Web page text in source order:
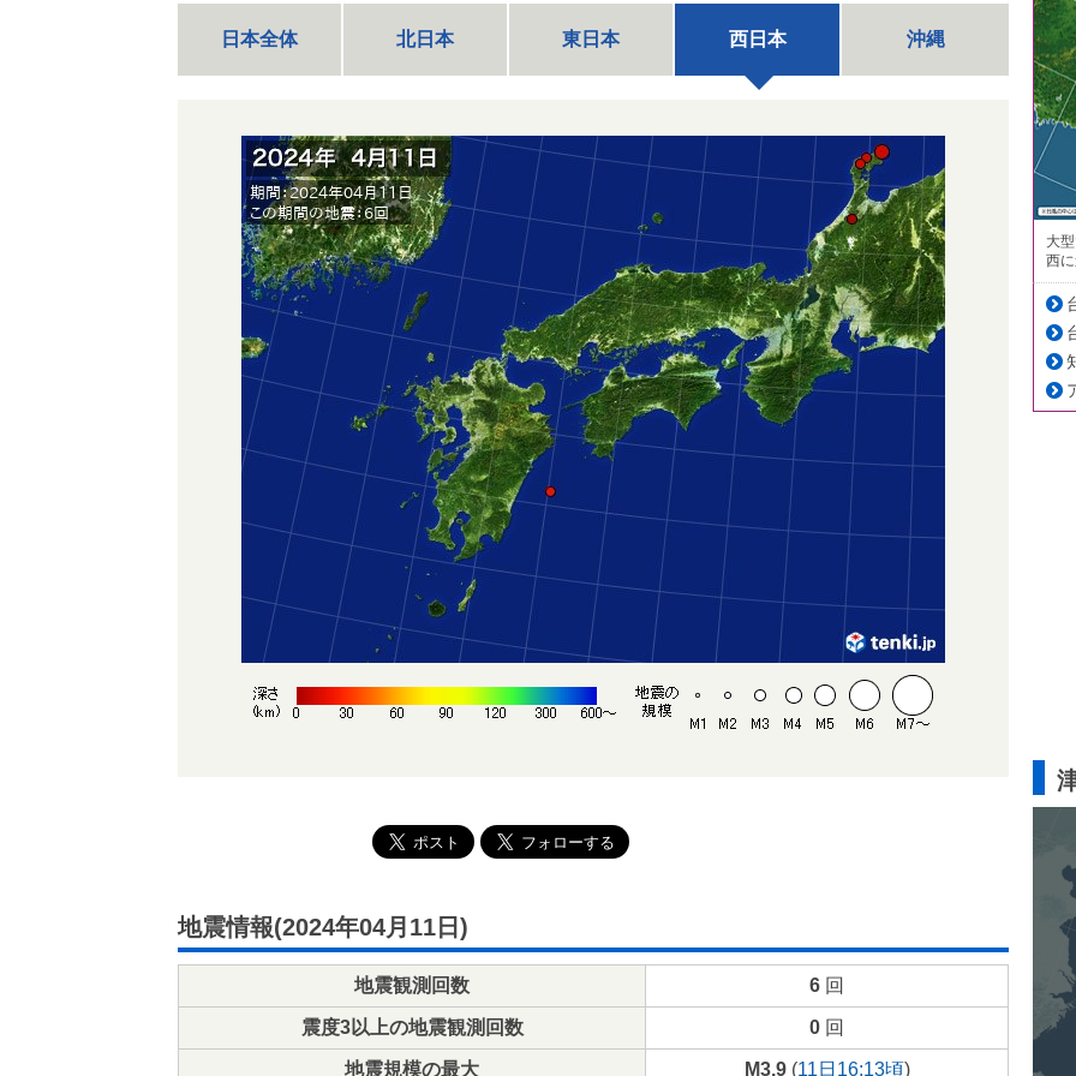
日本全体 北日本 東日本 西日本 沖縄
地震情報(2024年04月11日)
地震観測回数 6 回
震度3以上の地震観測回数 0 回
地震規模の最大 M3.9(11日16:13頃)
大
西